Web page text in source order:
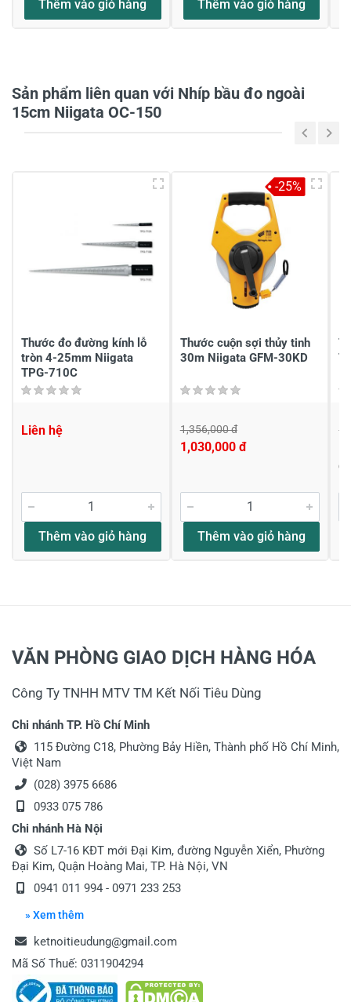
Tiêu đề của nhận xét *
Thêm vào giỏ hàng Thêm vào giỏ hàng
Sản phẩm liên quan với Nhíp bầu đo ngoài
15cm Niigata OC-150
Thước đo đường kính lỗ
tròn 4-25mm Niigata
TPG-710C
Liên hệ
Thêm vào giỏ hàng
Thước cuộn sợi thủy tinh
30m Niigata GFM-30KD
1,356,000 đ
1,030,000 đ
Thêm vào giỏ hàng
-25%
VĂN PHÒNG GIAO DỊCH HÀNG HÓA
Công Ty TNHH MTV TM Kết Nối Tiêu Dùng
Chi nhánh TP. Hồ Chí Minh
115 Đường C18, Phường Bảy Hiền, Thành phố Hồ Chí Minh,
Việt Nam
(028) 3975 6686
0933 075 786
Chi nhánh Hà Nội
Số L7-16 KĐT mới Đại Kim, đường Nguyễn Xiển, Phường
Đại Kim, Quận Hoàng Mai, TP. Hà Nội, VN
0941 011 994 - 0971 233 253
» Xem thêm
ketnoitieudung@gmail.com
Mã Số Thuế: 0311904294